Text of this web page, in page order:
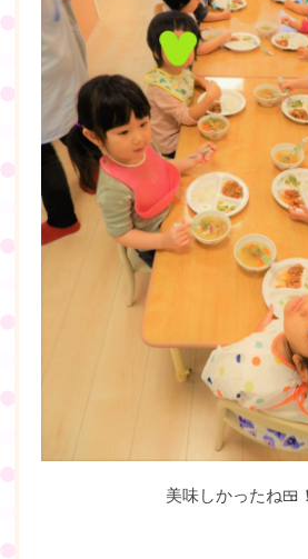
美味しかったね🍱